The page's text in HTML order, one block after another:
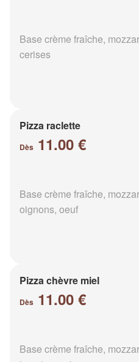
Base crème fraîche,
cerises
Pizza raclette
Dès 11.00 €
Base crème fraîche,
oignons, oeuf
Pizza chèvre miel
Dès 11.00 €
Base crème fraîche,